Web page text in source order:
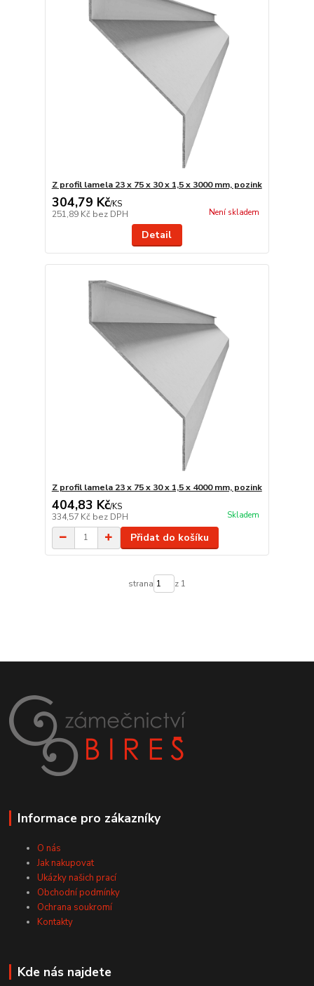
Z profil lamela 23 x 75 x 30 x 1,5 x 3000 mm, pozink
304,79 Kč/KS
251,89 Kč bez DPH Není skladem
Detail
Z profil lamela 23 x 75 x 30 x 1,5 x 4000 mm, pozink
404,83 Kč/KS
334,57 Kč bez DPH Skladem
Přidat do košíku
strana z 1
Informace pro zákazníky
O nás
Jak nakupovat
Ukázky našich prací
Obchodní podmínky
Ochrana soukromí
Kontakty
Kde nás najdete